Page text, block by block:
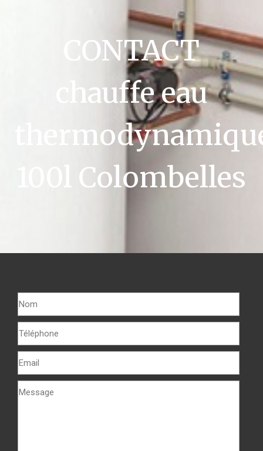
CONTACT
chauffe eau
100l Colombelles